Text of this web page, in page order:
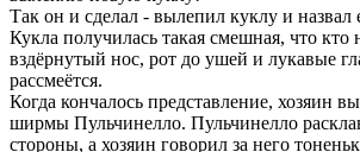
Так он и сделал - вылепил куклу и назвал
Кукла получилась такая смешная, что кто
вздёрнутый нос, рот до ушей и лукавые
рассмеётся.
Когда кончалось представление, хозяин
ширмы Пульчинелло. Пульчинелло
стороны, а хозяин говорил за него